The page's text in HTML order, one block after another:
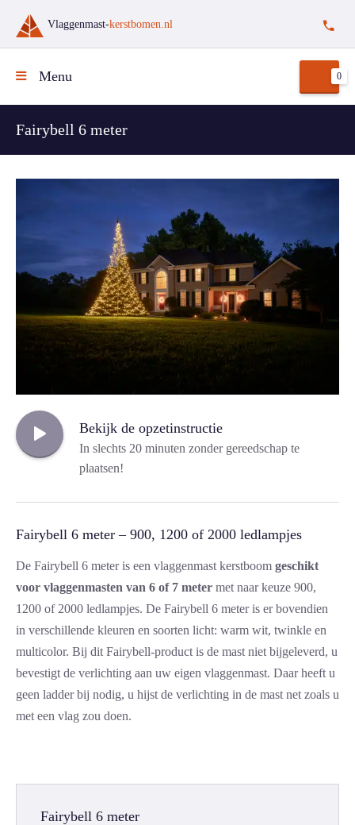
Vlaggenmast-kerstbomen.nl
Menu 0
Fairybell 6 meter
Bekijk de opzetinstructie
In slechts 20 minuten zonder gereedschap te
plaatsen!
Fairybell 6 meter – 900, 1200 of 2000 ledlampjes
De Fairybell 6 meter is een vlaggenmast kerstboom geschikt
voor vlaggenmasten van 6 of 7 meter met naar keuze 900,
1200 of 2000 ledlampjes. De Fairybell 6 meter is er bovendien
in verschillende kleuren en soorten licht: warm wit, twinkle en
multicolor. Bij dit Fairybell-product is de mast niet bijgeleverd, u
bevestigt de verlichting aan uw eigen vlaggenmast. Daar heeft u
geen ladder bij nodig, u hijst de verlichting in de mast net zoals u
met een vlag zou doen.
Fairybell 6 meter